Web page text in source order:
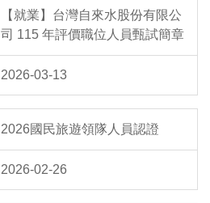
【就業】台灣自來水股份有限公
司 115 年評價職位人員甄試簡章
2026-03-13
2026國民旅遊領隊人員認證
2026-02-26